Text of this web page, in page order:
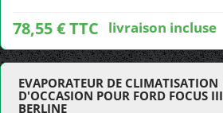
78,55 € TTC livraison incluse
EVAPORATEUR DE CLIMATISATION
D'OCCASION POUR FORD FOCUS III
BERLINE